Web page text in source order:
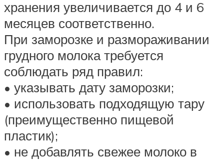
хранения увеличивается до 4 и 6
месяцев соответственно.
При заморозке и размораживании
грудного молока требуется
соблюдать ряд правил:
• указывать дату заморозки;
• использовать подходящую тару
(преимущественно пищевой
пластик);
• не добавлять свежее молоко в